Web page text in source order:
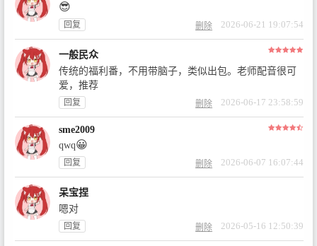
😎
回复 删除 2026-06-21 19:07:54
一般民众
传统的福利番，不用带脑子，类似出包。老师配音很可
爱，推荐
回复 删除 2026-06-17 23:58:59
sme2009
qwq😀
回复 删除 2026-06-07 16:07:44
呆宝捏
嗯对
回复 删除 2026-05-16 12:50:39